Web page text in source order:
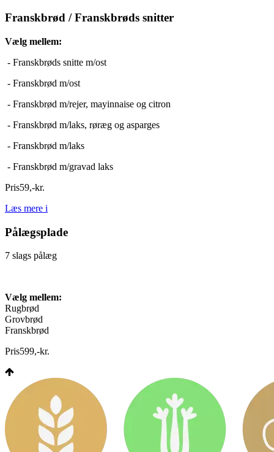
Franskbrød / Franskbrøds snitter
Vælg mellem:
- Franskbrøds snitte m/ost
- Franskbrød m/ost
- Franskbrød m/rejer, mayinnaise og citron
- Franskbrød m/laks, røræg og asparges
- Franskbrød m/laks
- Franskbrød m/gravad laks
Pris59,-kr.
Læs mere i
Pålægsplade
7 slags pålæg
Vælg mellem:
Rugbrød
Grovbrød
Franskbrød
Pris599,-kr.